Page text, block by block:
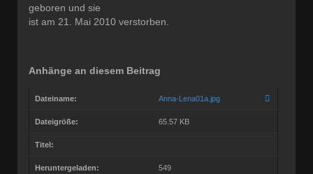
geboren und sie
ist am 21. Mai 2010 verstorben.
Anhänge an diesem Beitrag
Dateiname: Anna-Lena01a.jpg
Dateigröße: 65.57 KB
Titel:
Heruntergeladen: 549